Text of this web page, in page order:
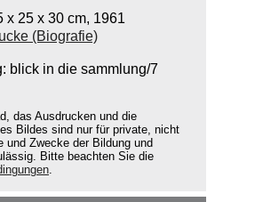
x 25 x 30 cm, 1961
(Biografie)
blick in die sammlung/7
das Ausdrucken und die
Bildes sind nur für private, nicht
und Zwecke der Bildung und
Bitte beachten Sie die
.